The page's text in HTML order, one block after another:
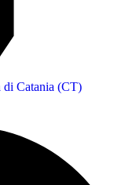
di Catania (CT)